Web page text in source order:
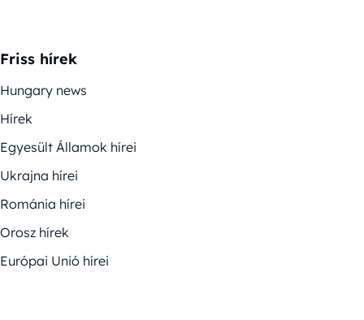
Friss hírek
Hungary news
Hírek
Egyesült Államok hírei
Ukrajna hírei
Románia hírei
Orosz hírek
Európai Unió hírei